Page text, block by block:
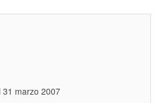
31 marzo 2007